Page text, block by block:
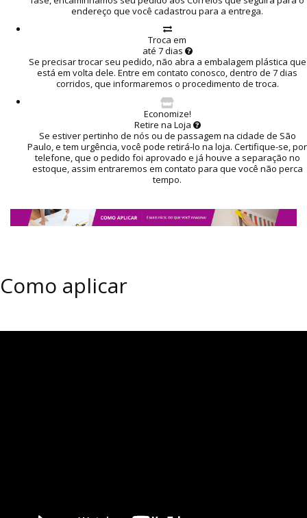
endereço que você cadastrou para a entrega.
Troca em
até 7 dias
Se precisar trocar seu pedido, não abra a embalagem plástica que
está em volta dele. Entre em contato conosco, dentro de 7 dias
corridos, que informaremos o procedimento de troca.
Economize!
Retire na Loja
Se estiver pertinho de nós ou de passagem na cidade de São
Paulo, e tem urgência, você pode retirá-lo na loja. Certifique-se, por
telefone, que o pedido foi aprovado e já houve a separação no
estoque, assim entraremos em contato para que você não perca
tempo.
Como aplicar